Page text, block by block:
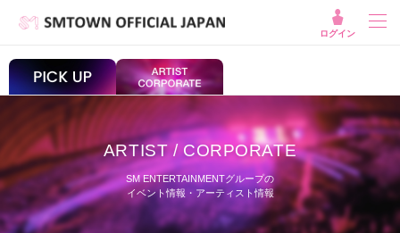
ログイン
ARTIST / CORPORATE
SM ENTERTAINMENTグループの
イベント情報・アーティスト情報